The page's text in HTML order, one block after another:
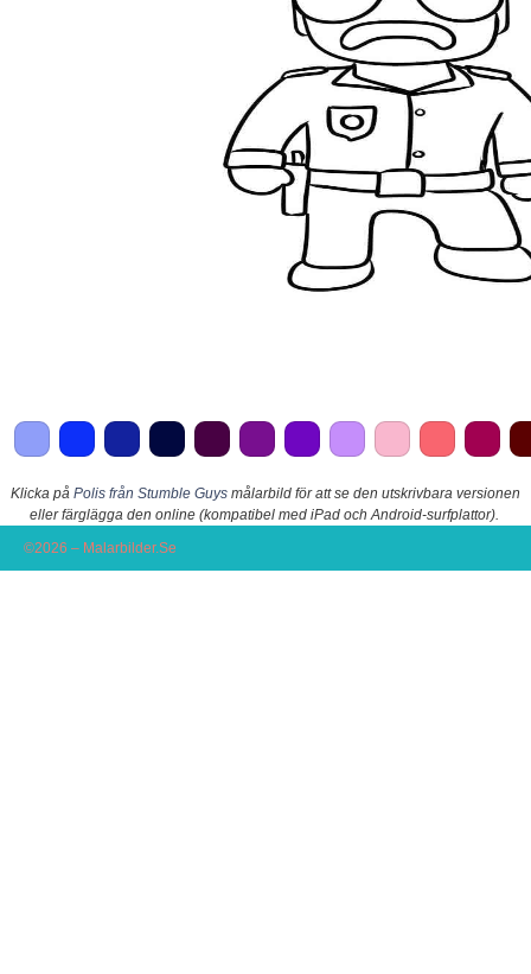
Klicka på Polis från Stumble Guys målarbild för att se den utskrivbara versionen
eller färglägga den online (kompatibel med iPad och Android-surfplattor).
©2026 – Malarbilder.Se